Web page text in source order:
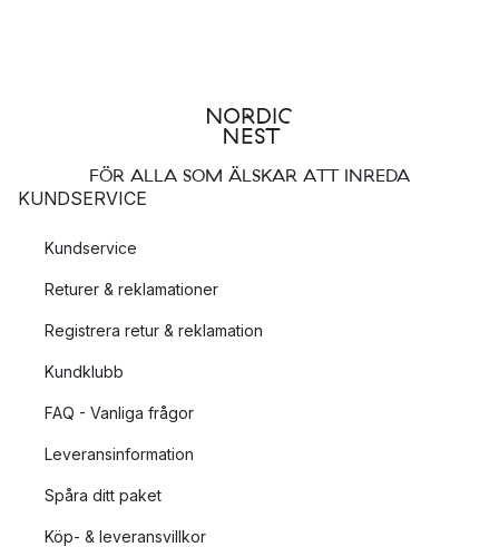
FÖR ALLA SOM ÄLSKAR ATT INREDA
KUNDSERVICE
Kundservice
Returer & reklamationer
Registrera retur & reklamation
Kundklubb
FAQ - Vanliga frågor
Leveransinformation
Spåra ditt paket
Köp- & leveransvillkor